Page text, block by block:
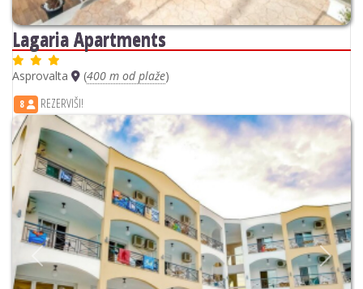
Lagaria Apartments
Asprovalta (400 m od plaže)
8 REZERVIŠI!
Previous Next